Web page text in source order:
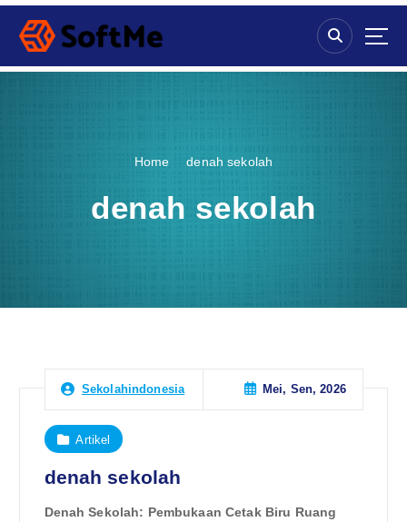
S
p
Home denah sekolah
denah sekolah
Sekolahindonesia Mei, Sen, 2026
Artikel
denah sekolah
Denah Sekolah: Pembukaan Cetak Biru Ruang